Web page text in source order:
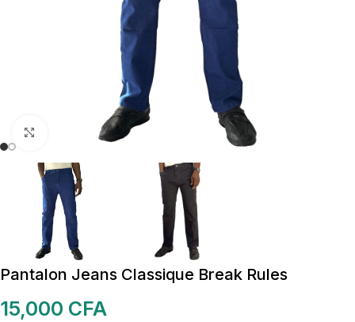
Cliquez pour agrandir
Pantalon Jeans Classique Break Rules
15,000 CFA